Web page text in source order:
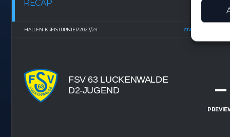
RECAP
HALLEN-KREISTURNIER 2023/24 STADTSPORTHALLE
FSV 63 LUCKENWALDE
D2-JUGEND
–